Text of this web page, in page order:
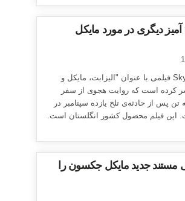
آمیز دیگری در مورد مایکل
کمپانی Sky Arts فیلمی با عنوان "الیزابت، مایکل و
کرده است که روایت هجوی از سفر
پس از حادثه‌ی تلخ یازده سپتامبر در
این فیلم محصول کشور انگلستان است.
مستند جدید مایکل جکسون را